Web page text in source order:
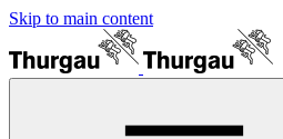
Skip to main content